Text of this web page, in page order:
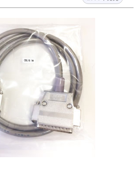
お客様サポート
お問い合わせ